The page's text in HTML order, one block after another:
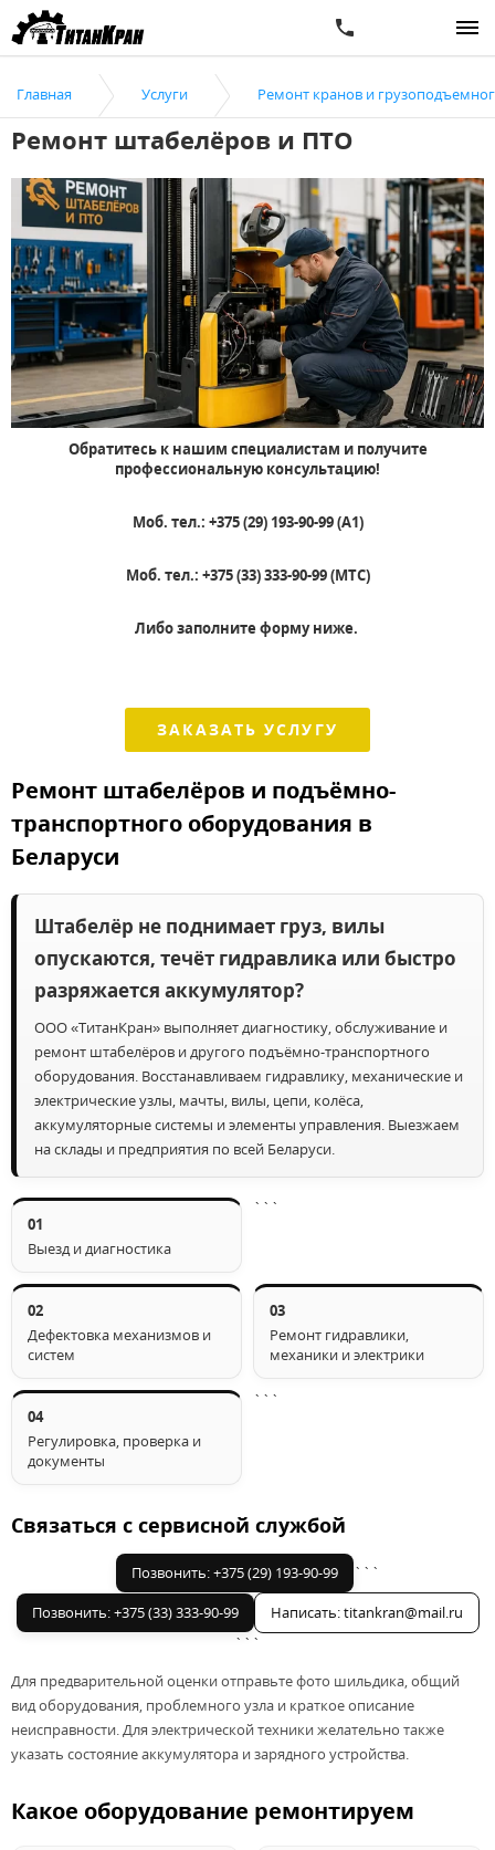
Главная Услуги Ремонт кранов и
Ремонт штабелёров и ПТО
Обратитесь к нашим специалистам и получите
профессиональную консультацию!
Моб. тел.: +375 (29) 193-90-99 (А1)
Моб. тел.: +375 (33) 333-90-99 (МТС)
Либо заполните форму ниже.
ЗАКАЗАТЬ УСЛУГУ
Ремонт штабелёров и подъёмно-
транспортного оборудования в
Беларуси
Штабелёр не поднимает груз, вилы
опускаются, течёт гидравлика или быстро
разряжается аккумулятор?
ООО «ТитанКран» выполняет диагностику, обслуживание и
ремонт штабелёров и другого подъёмно-транспортного
оборудования. Восстанавливаем гидравлику, механические и
электрические узлы, мачты, вилы, цепи, колёса,
аккумуляторные системы и элементы управления. Выезжаем
на склады и предприятия по всей Беларуси.
01
Выезд и диагностика
```
02
Дефектовка механизмов и
систем
03
Ремонт гидравлики,
механики и электрики
04
Регулировка, проверка и
документы
```
Связаться с сервисной службой
Позвонить: +375 (29) 193-90-99
```
Позвонить: +375 (33) 333-90-99
Написать: titankran@mail.ru
```
Для предварительной оценки отправьте фото шильдика, общий
вид оборудования, проблемного узла и краткое описание
неисправности. Для электрической техники желательно также
указать состояние аккумулятора и зарядного устройства.
Какое оборудование ремонтируем